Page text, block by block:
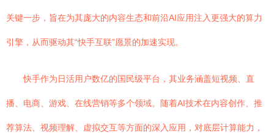
关键一步，旨在为其庞大的内容生态和前沿AI应用注入更强大的算力
引擎，从而驱动其“快手互联”愿景的加速实现。
快手作为日活用户数亿的国民级平台，其业务涵盖短视频、直
播、电商、游戏、在线营销等多个领域。随着AI技术在内容创作、推
荐算法、视频理解、虚拟交互等方面的深入应用，对底层计算能力，